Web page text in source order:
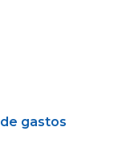
gastos